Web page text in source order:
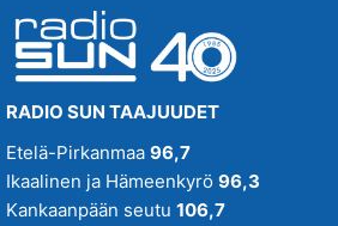
RADIO SUN TAAJUUDET
Etelä-Pirkanmaa 96,7
Ikaalinen ja Hämeenkyrö 96,3
Kankaanpään seutu 106,7